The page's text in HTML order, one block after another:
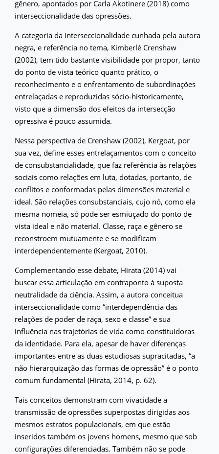
gênero, apontados por Carla Akotinere (2018) como
interseccionalidade das opressões.
A categoria da interseccionalidade cunhada pela autora
negra, e referência no tema, Kimberlé Crenshaw
(2002), tem tido bastante visibilidade por propor, tanto
do ponto de vista teórico quanto prático, o
reconhecimento e o enfrentamento de subordinações
entrelaçadas e reproduzidas sócio-historicamente,
visto que a dimensão dos efeitos da intersecção
opressiva é pouco assumida.
Nessa perspectiva de Crenshaw (2002), Kergoat, por
sua vez, define esses entrelaçamentos com o conceito
de consubstancialidade, que faz referência às relações
sociais como relações em luta, dotadas, portanto, de
conflitos e conformadas pelas dimensões material e
ideal. São relações consubstanciais, cujo nó, como ela
mesma nomeia, só pode ser esmiuçado do ponto de
vista ideal e não material. Classe, raça e gênero se
reconstroem mutuamente e se modificam
interdependentemente (Kergoat, 2010).
Complementando esse debate, Hirata (2014) vai
buscar essa articulação em contraponto à suposta
neutralidade da ciência. Assim, a autora conceitua
interseccionalidade como “interdependência das
relações de poder de raça, sexo e classe” e sua
influência nas trajetórias de vida como constituidoras
da identidade. Para ela, apesar de haver diferenças
importantes entre as duas estudiosas supracitadas, “a
não hierarquização das formas de opressão” é o ponto
comum fundamental (Hirata, 2014, p. 62).
Tais conceitos demonstram com vivacidade a
transmissão de opressões superpostas dirigidas aos
mesmos estratos populacionais, em que estão
inseridos também os jovens homens, mesmo que sob
configurações diferenciadas. Também não se pode